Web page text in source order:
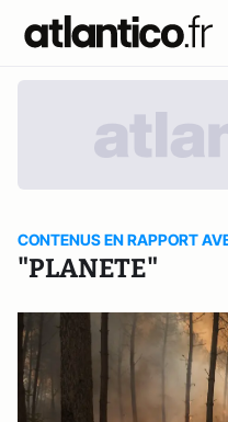
CONTENUS EN RAPPORT
"PLANETE"